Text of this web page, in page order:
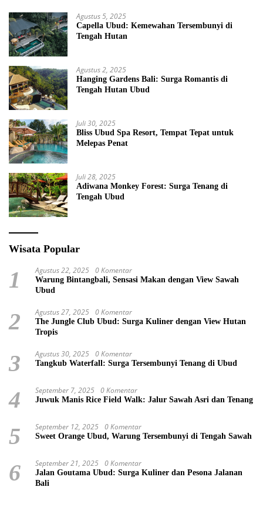
Agustus 5, 2025
Capella Ubud: Kemewahan Tersembunyi di
Tengah Hutan
Agustus 2, 2025
Hanging Gardens Bali: Surga Romantis di
Tengah Hutan Ubud
Juli 30, 2025
Bliss Ubud Spa Resort, Tempat Tepat untuk
Melepas Penat
Juli 28, 2025
Adiwana Monkey Forest: Surga Tenang di
Tengah Ubud
Wisata Popular
1 Agustus 22, 2025 0 Komentar
Warung Bintangbali, Sensasi Makan dengan View Sawah
Ubud
2 Agustus 27, 2025 0 Komentar
The Jungle Club Ubud: Surga Kuliner dengan View Hutan
Tropis
3 Agustus 30, 2025 0 Komentar
Tangkub Waterfall: Surga Tersembunyi Tenang di Ubud
4 September 7, 2025 0 Komentar
Juwuk Manis Rice Field Walk: Jalur Sawah Asri dan Tenang
5 September 12, 2025 0 Komentar
Sweet Orange Ubud, Warung Tersembunyi di Tengah Sawah
6 September 21, 2025 0 Komentar
Jalan Goutama Ubud: Surga Kuliner dan Pesona Jalanan
Bali